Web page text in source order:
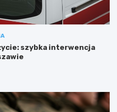
szybka interwencja